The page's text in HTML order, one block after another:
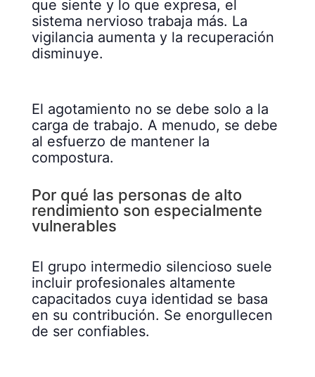
que siente y lo que expresa, el
sistema nervioso trabaja más. La
vigilancia aumenta y la recuperación
disminuye.
El agotamiento no se debe solo a la
carga de trabajo. A menudo, se debe
al esfuerzo de mantener la
compostura.
Por qué las personas de alto
rendimiento son especialmente
vulnerables
El grupo intermedio silencioso suele
incluir profesionales altamente
capacitados cuya identidad se basa
en su contribución. Se enorgullecen
de ser confiables.